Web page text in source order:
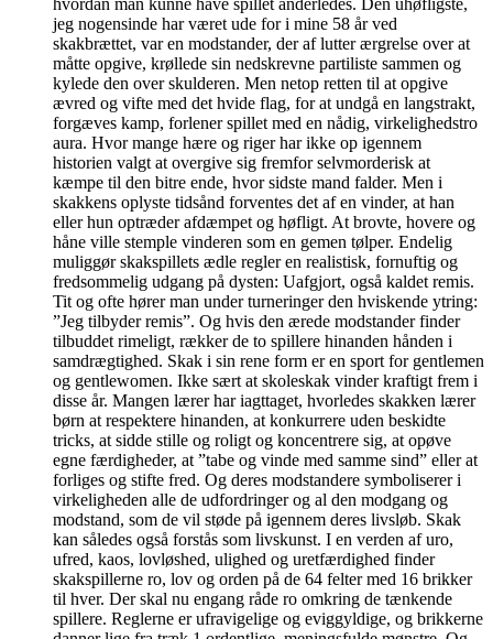
jeg nogensinde har været ude for i mine 58 år ved
skakbrættet, var en modstander, der af lutter ærgrelse over at
måtte opgive, krøllede sin nedskrevne partiliste sammen og
kylede den over skulderen. Men netop retten til at opgive
ævred og vifte med det hvide flag, for at undgå en langstrakt,
forgæves kamp, forlener spillet med en nådig, virkelighedstro
aura. Hvor mange hære og riger har ikke op igennem
historien valgt at overgive sig fremfor selvmorderisk at
kæmpe til den bitre ende, hvor sidste mand falder. Men i
skakkens oplyste tidsånd forventes det af en vinder, at han
eller hun optræder afdæmpet og høfligt. At brovte, hovere og
håne ville stemple vinderen som en gemen tølper. Endelig
muliggør skakspillets ædle regler en realistisk, fornuftig og
fredsommelig udgang på dysten: Uafgjort, også kaldet remis.
Tit og ofte hører man under turneringer den hviskende ytring:
”Jeg tilbyder remis”. Og hvis den ærede modstander finder
tilbuddet rimeligt, rækker de to spillere hinanden hånden i
samdrægtighed. Skak i sin rene form er en sport for gentlemen
og gentlewomen. Ikke sært at skoleskak vinder kraftigt frem i
disse år. Mangen lærer har iagttaget, hvorledes skakken lærer
børn at respektere hinanden, at konkurrere uden beskidte
tricks, at sidde stille og roligt og koncentrere sig, at opøve
egne færdigheder, at ”tabe og vinde med samme sind” eller at
forliges og stifte fred. Og deres modstandere symboliserer i
virkeligheden alle de udfordringer og al den modgang og
modstand, som de vil støde på igennem deres livsløb. Skak
kan således også forstås som livskunst. I en verden af uro,
ufred, kaos, lovløshed, ulighed og uretfærdighed finder
skakspillerne ro, lov og orden på de 64 felter med 16 brikker
til hver. Der skal nu engang råde ro omkring de tænkende
spillere. Reglerne er ufravigelige og eviggyldige, og brikkerne